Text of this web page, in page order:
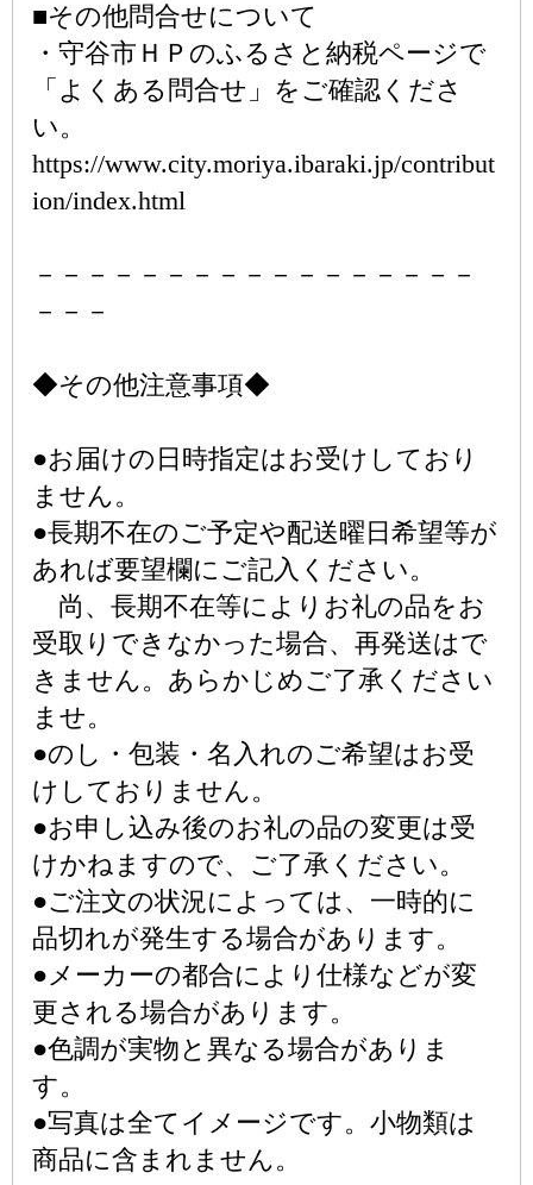
■その他問合せについて
・守谷市ＨＰのふるさと納税ページで
「よくある問合せ」をご確認くださ
い。
https://www.city.moriya.ibaraki.jp/contribut
ion/index.html
－－－－－－－－－－－－－－－－－
－－－
◆その他注意事項◆
●お届けの日時指定はお受けしており
ません。
●長期不在のご予定や配送曜日希望等が
あれば要望欄にご記入ください。
尚、長期不在等によりお礼の品をお
受取りできなかった場合、再発送はで
きません。あらかじめご了承ください
ませ。
●のし・包装・名入れのご希望はお受
けしておりません。
●お申し込み後のお礼の品の変更は受
けかねますので、ご了承ください。
●ご注文の状況によっては、一時的に
品切れが発生する場合があります。
●メーカーの都合により仕様などが変
更される場合があります。
●色調が実物と異なる場合がありま
す。
●写真は全てイメージです。小物類は
商品に含まれません。